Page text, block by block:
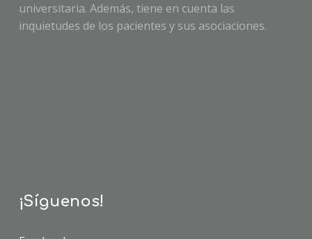
universitaria. Además, tiene en cuenta las
inquietudes de los pacientes y sus asociaciones.
¡Síguenos!